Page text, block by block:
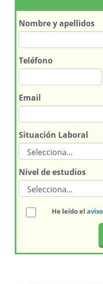
Nombrey apellidos
Teléfono
Email
Situación Laboral
Nivel de estudios
He leído el